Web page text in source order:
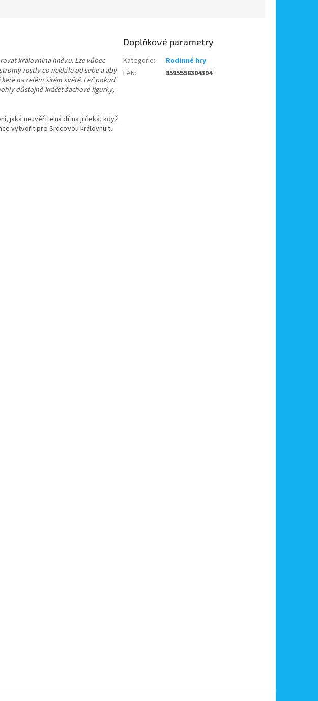
královnina hněvu. Lze vůbec
rostly co nejdále od sebe a aby
na celém širém světě. Leč pokud
důstojně kráčet šachové figurky,
jaká neuvěřitelná dřina ji čeká, když
vytvořit pro Srdcovou královnu tu
Doplňkové parametry
Kategorie:
Rodinné hry
EAN: 8595558304394